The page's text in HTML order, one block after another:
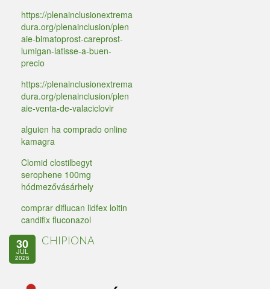
https://plenainclusionextrema
dura.org/plenainclusion/plen
aie-bimatoprost-careprost-
lumigan-latisse-a-buen-
precio
https://plenainclusionextrema
dura.org/plenainclusion/plen
aie-venta-de-valaciclovir
alguien ha comprado online
kamagra
Clomid clostilbegyt
serophene 100mg
hódmezővásárhely
comprar diflucan lidfex loitin
candifix fluconazol
30
JUL
2026
CHIPIONA